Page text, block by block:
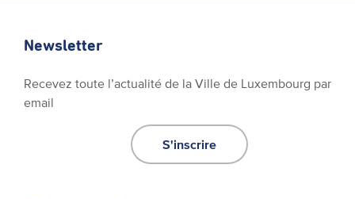
Newsletter
Recevez toute l’actualité de la Ville de Luxembourg par
email
S'inscrire